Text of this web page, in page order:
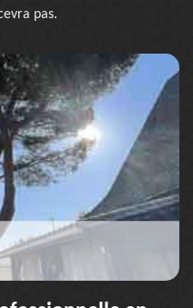
pas.